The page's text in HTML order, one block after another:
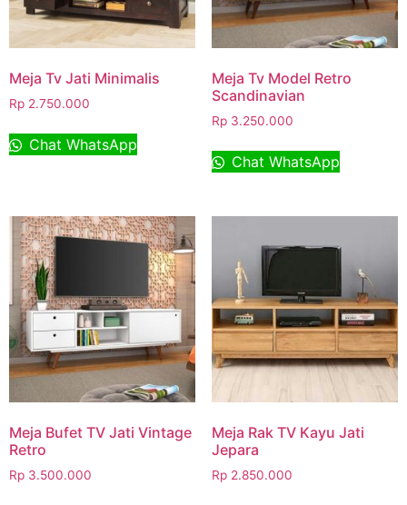
Meja Tv Jati Minimalis
Rp 2.750.000
Chat WhatsApp
Meja Tv Model Retro
Scandinavian
Rp3.250.000
Chat WhatsApp
Meja Bufet TV Jati Vintage
Retro
Rp 3.500.000
Meja Rak TV Kayu Jati
Jepara
Rp2.850.000